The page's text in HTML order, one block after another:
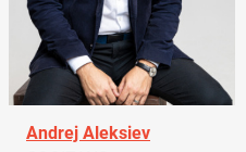
Andrej Aleksiev